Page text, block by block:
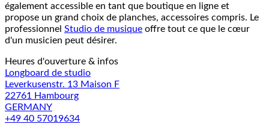
également accessible en tant que boutique en ligne et
propose un grand choix de planches, accessoires compris. Le
professionnel Studio de musique offre tout ce que le cœur
d'un musicien peut désirer.
Heures d'ouverture & infos
Longboard de studio
Leverkusenstr. 13 Maison F
22761 Hambourg
GERMANY
+49 40 57019634